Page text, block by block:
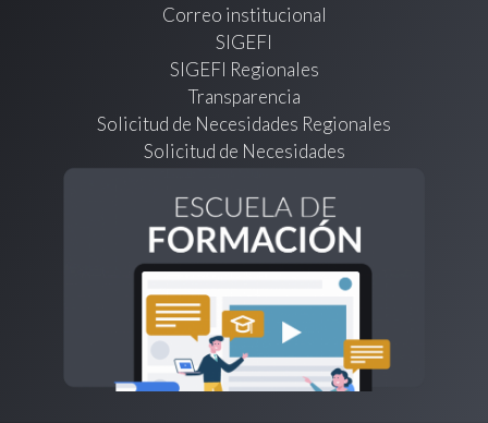
Correo institucional
SIGEFI
SIGEFI Regionales
Transparencia
Solicitud de Necesidades Regionales
Solicitud de Necesidades